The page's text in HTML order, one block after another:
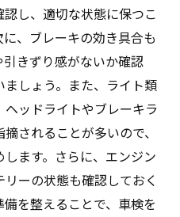
し、適切な状態に保つこ
、ブレーキの効き具合も
きずり感がないか確認
しょう。また、ライト類
ッドライトやブレーキラ
されることが多いので、
ます。さらに、エンジン
ーの状態も確認しておく
を整えることで、車検を